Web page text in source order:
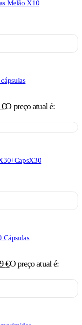
Melão X10
€O preço atual é:
Cápsulas
€O preço atual é: